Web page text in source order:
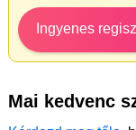
Ingyenes
Mai kedvenc